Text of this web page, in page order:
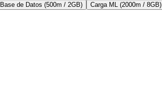
Base de Datos (500m / 2GB) Carga ML (2000m / 8GB)